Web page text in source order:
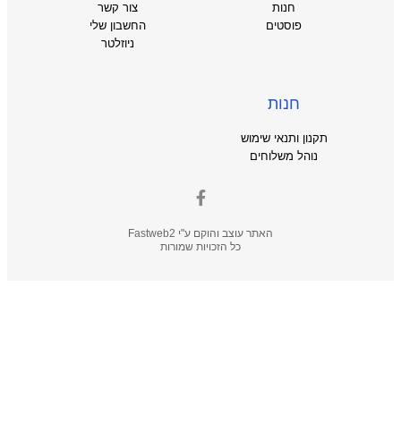
חנות
פוסטים
צור קשר
החשבון שלי
ניוזלטר
חנות
תקנון ותנאי שימוש
נוהל משלוחים
האתר עוצב והוקם ע"י Fastweb2
כל הזכויות שמורות